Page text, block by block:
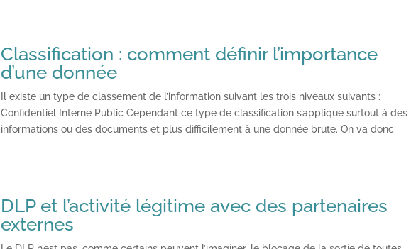
Classification : comment définir l’importance
d’une donnée
Il existe un type de classement de l’information suivant les trois niveaux suivants :
Confidentiel Interne Public Cependant ce type de classification s’applique surtout à des
informations ou des documents et plus difficilement à une donnée brute. On va donc
DLP et l’activité légitime avec des partenaires
externes